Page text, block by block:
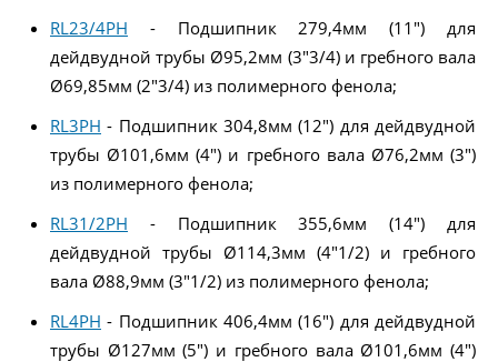
RL23/4PH - Подшипник 279,4мм (11") для
дейдвудной трубы Ø95,2мм (3"3/4) и гребного вала
Ø69,85мм (2"3/4) из полимерного фенола;
RL3PH - Подшипник 304,8мм (12") для дейдвудной
трубы Ø101,6мм (4") и гребного вала Ø76,2мм (3")
из полимерного фенола;
RL31/2PH - Подшипник 355,6мм (14") для
дейдвудной трубы Ø114,3мм (4"1/2) и гребного
вала Ø88,9мм (3"1/2) из полимерного фенола;
RL4PH - Подшипник 406,4мм (16") для дейдвудной
трубы Ø127мм (5") и гребного вала Ø101,6мм (4")